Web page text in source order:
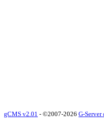
gCMS v2.01 - ©2007-2026 G-Server